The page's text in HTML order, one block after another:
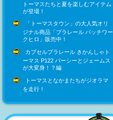
トーマスたちと夏を楽しむアイテム
が登場！
「トーマスタウン」の大人気オリ
ジナル商品「プラレール パッチワー
クヒロ」販売中！
カプセルプラレール きかんしゃト
ーマス P122 パーシーとジェームス
が大変身！？編
トーマスとなかまたちがジオラマ
を走行！